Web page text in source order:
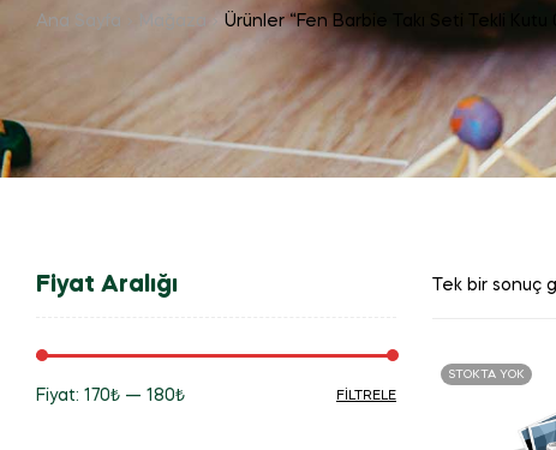
Ana Sayfa Ürünler “Fen Barbie Takı Seti Tekli
Tek bir sonuç
STOKTA YOK
Fiyat Aralığı
FILTRELE
Fiyat: 170₺ — 180₺